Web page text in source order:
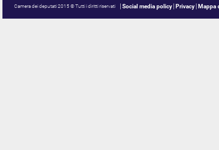
Camera dei deputati 2015 © Tutti i diritti riservati Social media policy Privacy Mappa